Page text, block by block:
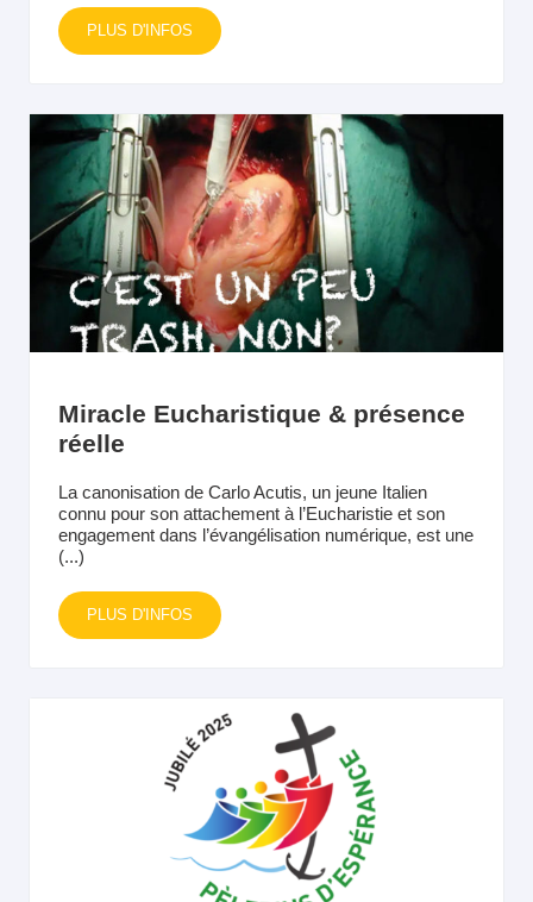
PLUS D'INFOS
Miracle Eucharistique & présence
réelle
La canonisation de Carlo Acutis, un jeune Italien
connu pour son attachement à l’Eucharistie et son
engagement dans l’évangélisation numérique, est une
(...)
PLUS D'INFOS